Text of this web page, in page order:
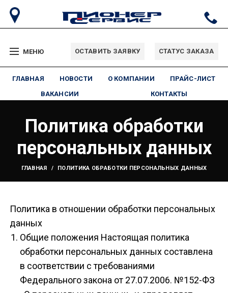
МЕНЮ ОСТАВИТЬ ЗАЯВКУ СТАТУС ЗАКАЗА
ГЛАВНАЯ НОВОСТИ О КОМПАНИИ
ПРАЙС-ЛИСТ
ВАКАНСИИ
КОНТАКТЫ
Политика обработки
персональных данных
ГЛАВНАЯ ПОЛИТИКА ОБРАБОТКИ ПЕРСОНАЛЬНЫХ ДАННЫХ
Политика в отношении обработки персональных
данных
Общие положения Настоящая политика
обработки персональных данных составлена
в соответствии с требованиями
Федерального закона от 27.07.2006. №152-ФЗ